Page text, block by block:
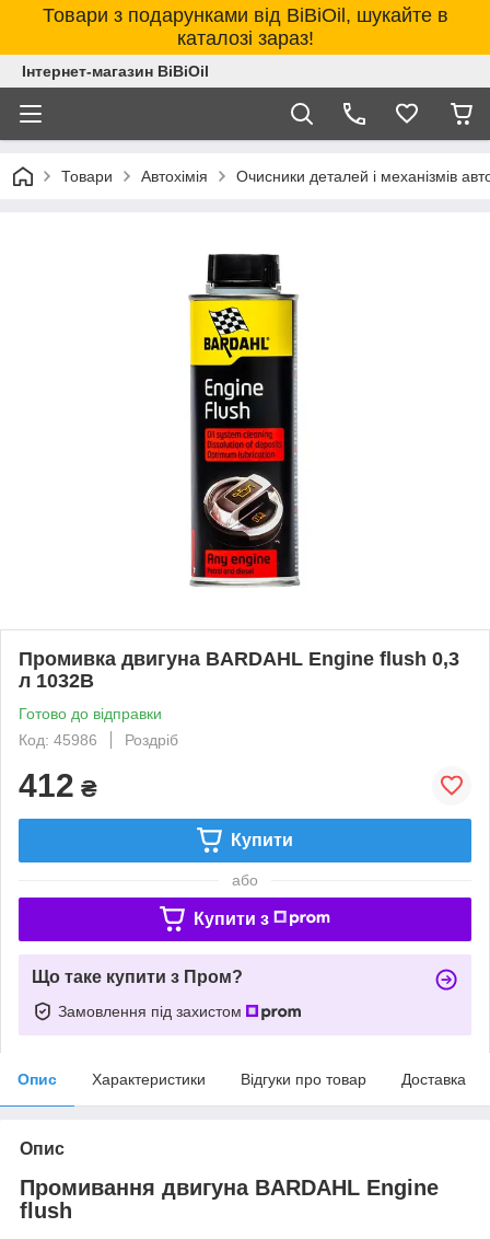
Товари з подарунками від BiBiOil, шукайте в
каталозі зараз!
Інтернет-магазин BiBiOil
Товари Автохімія Очисники деталей і механізмів
Промивка двигуна BARDAHL Engine flush 0,3
л 1032B
Готово до відправки
Код: 45986
Роздріб
412 ₴
Купити
або
Купити з
Що таке купити з Пром?
Замовлення під захистом
Опис Характеристики Відгуки про товар Доставка
Опис
Промивання двигуна BARDAHL Engine
flush